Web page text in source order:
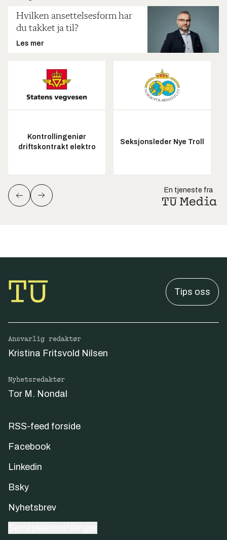
Hvilken ansettelsesform har
du takket ja til?
Les mer
Kontrollingeniør
driftskontrakt elektro
Seksjonsleder Nye Troll
En tjeneste fra
Tips oss
Ansvarlig redaktør
Kristina Fritsvold Nilsen
Nyhetsredaktør
Tor M. Nondal
RSS-feed forside
Facebook
Linkedin
Bsky
Nyhetsbrev